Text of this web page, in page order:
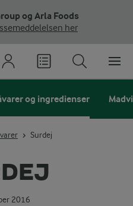
og Arla Foods
her
og ingredienser
Surdej
2016